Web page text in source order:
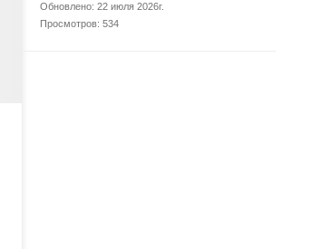
Обновлено: 22 июля 2026г.
Просмотров: 534